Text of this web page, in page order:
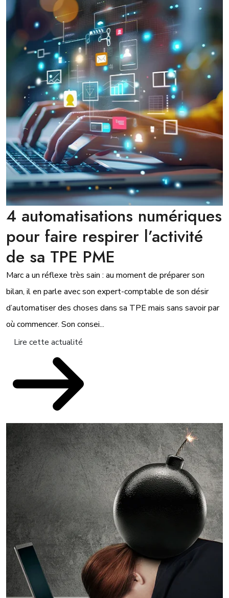
4 automatisations numériques
pour faire respirer l’activité
de sa TPE PME
Marc a un réflexe très sain : au moment de préparer son
bilan, il en parle avec son expert-comptable de son désir
d’automatiser des choses dans sa TPE mais sans savoir par
où commencer. Son consei...
Lire cette actualité